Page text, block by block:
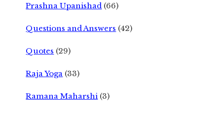
Prashna Upanishad (66)
Questions and Answers (42)
Quotes (29)
Raja Yoga (33)
Ramana Maharshi (3)